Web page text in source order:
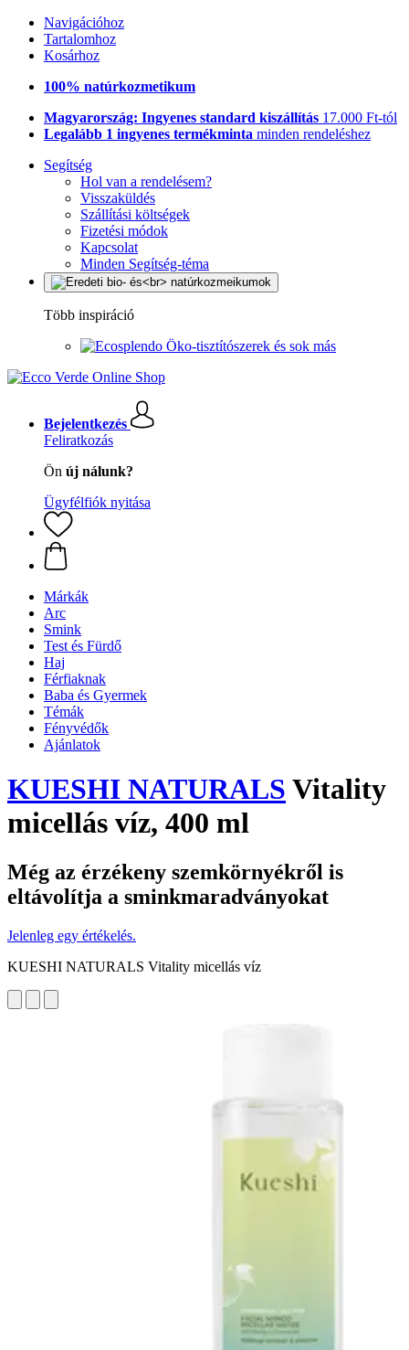
Navigációhoz
Tartalomhoz
Kosárhoz
100% natúrkozmetikum
Magyarország: Ingyenes standard kiszállítás 17.000 Ft-tól
Legalább 1 ingyenes termékminta minden rendeléshez
Segítség
Hol van a rendelésem?
Visszaküldés
Szállítási költségek
Fizetési módok
Kapcsolat
Minden Segítség-téma
Több inspiráció
Öko-tisztítószerek és sok más
Bejelentkezés
Feliratkozás
Ön új nálunk?
Ügyfélfiók nyitása
Márkák
Arc
Smink
Test és Fürdő
Haj
Férfiaknak
Baba és Gyermek
Témák
Fényvédők
Ajánlatok
KUESHI NATURALS Vitality
micellás víz, 400 ml
Még az érzékeny szemkörnyékről is
eltávolítja a sminkmaradványokat
Jelenleg egy értékelés.
KUESHI NATURALS Vitality micellás víz